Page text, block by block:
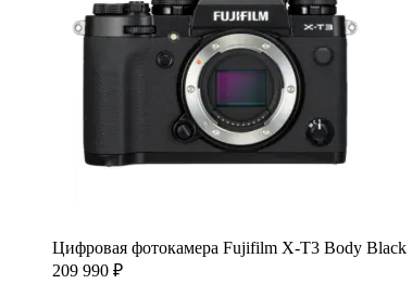
Цифровая фотокамера Fujifilm X-T3 Body Black
209 990 ₽